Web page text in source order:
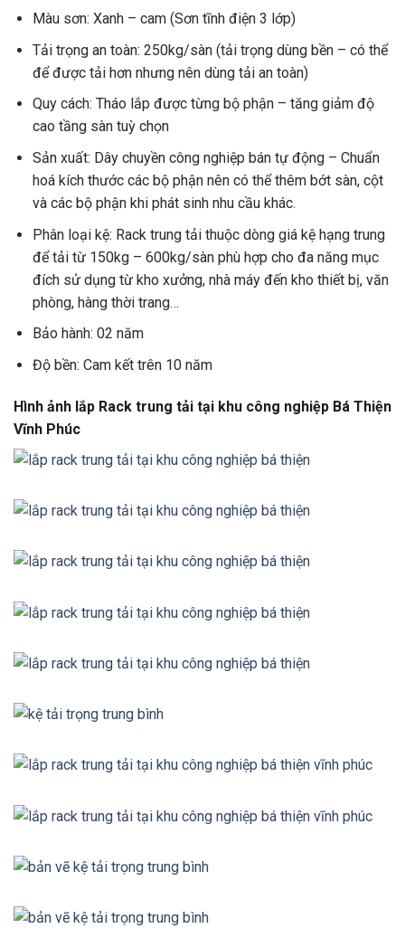
Màu sơn: Xanh – cam (Sơn tĩnh điện 3 lớp)
Tải trọng an toàn: 250kg/sàn (tải trọng dùng bền – có thể
để được tải hơn nhưng nên dùng tải an toàn)
Quy cách: Tháo lắp được từng bộ phận – tăng giảm độ
cao tầng sàn tuỳ chọn
Sản xuất: Dây chuyền công nghiệp bán tự động – Chuẩn
hoá kích thước các bộ phận nên có thể thêm bớt sàn, cột
và các bộ phận khi phát sinh nhu cầu khác.
Phân loại kệ: Rack trung tải thuộc dòng giá kệ hạng trung
để tải từ 150kg – 600kg/sàn phù hợp cho đa năng mục
đích sử dụng từ kho xưởng, nhà máy đến kho thiết bị, văn
phòng, hàng thời trang…
Bảo hành: 02 năm
Độ bền: Cam kết trên 10 năm
Hình ảnh lắp Rack trung tải tại khu công nghiệp Bá Thiện
Vĩnh Phúc